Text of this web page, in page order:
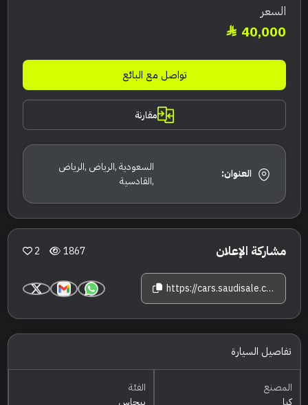
السعر
40,000
تواصل مع البائع
مقارنة
العنوان:
السعودية ,الرياض ,الرياض
,القادسية
مشاركة الإعلان 1867
2
https://cars.saudisale.com/listings/i7V1a7/2023-%D9%83%D9%8A%D8%A7-%D8%A8%D9%8A%D8%AC%D8%A7%D8%B3
تفاصيل السيارة
المصنع
كيا
الفئة
بيجاس